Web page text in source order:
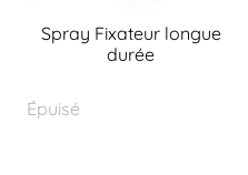
Spray Fixateur longue
durée
Épuisé